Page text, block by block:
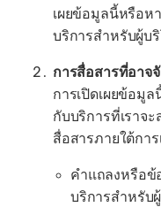
เผยข้อมูลนี้หรือ
บริการสำหรับผู้บ
การสื่อสารที่อาจ
การเปิดเผยข้อมู
กับบริการที่เราจ
สื่อสารภายใต้กา
คำแถลงหรือข้
บริการสำหรั